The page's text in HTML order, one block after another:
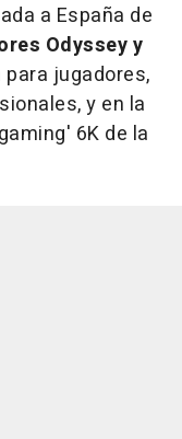
a España de
Odyssey y
para jugadores,
y en la
6K de la